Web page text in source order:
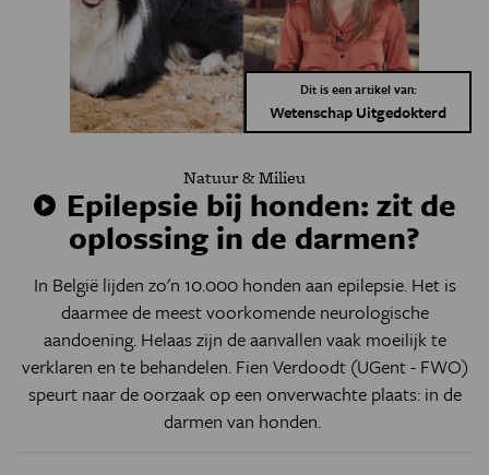
Dit is een artikel van:
Wetenschap Uitgedokterd
Natuur & Milieu
Epilepsie bij honden: zit de
oplossing in de darmen?
In België lijden zo'n 10.000 honden aan epilepsie. Het is
daarmee de meest voorkomende neurologische
aandoening. Helaas zijn de aanvallen vaak moeilijk te
verklaren en te behandelen. Fien Verdoodt (UGent - FWO)
speurt naar de oorzaak op een onverwachte plaats: in de
darmen van honden.